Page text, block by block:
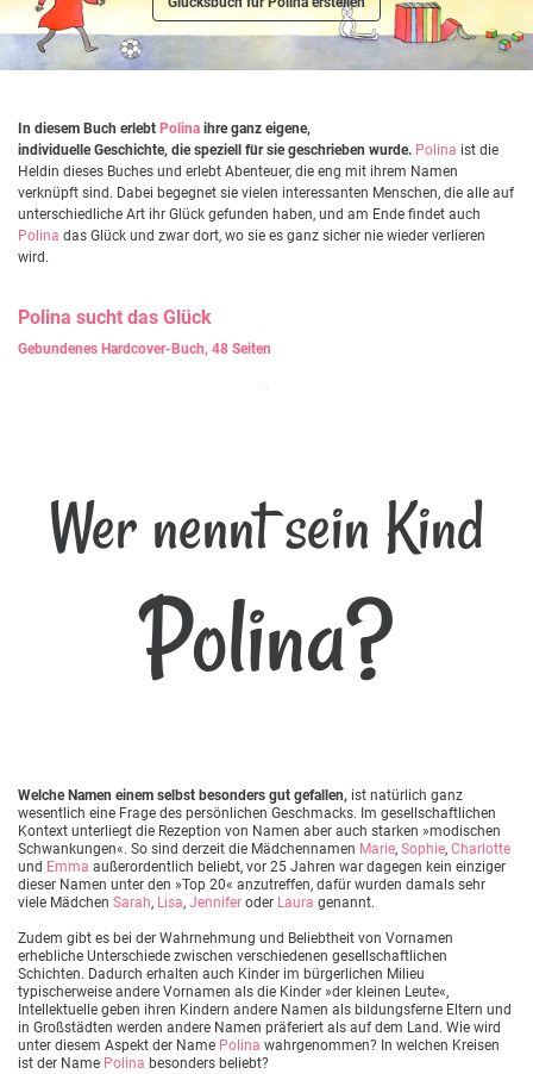
In diesem Buch erlebt Polina ihre ganz eigene,
individuelle Geschichte, die speziell für sie geschrieben wurde. Polina ist die
Heldin dieses Buches und erlebt Abenteuer, die eng mit ihrem Namen
verknüpft sind. Dabei begegnet sie vielen interessanten Menschen, die alle auf
unterschiedliche Art ihr Glück gefunden haben, und am Ende findet auch
Polina das Glück und zwar dort, wo sie es ganz sicher nie wieder verlieren
wird.
Polina sucht das Glück
Gebundenes Hardcover-Buch, 48 Seiten
Wer nennt sein Kind
Polina?
Welche Namen einem selbst besonders gut gefallen, ist natürlich ganz
wesentlich eine Frage des persönlichen Geschmacks. Im gesellschaftlichen
Kontext unterliegt die Rezeption von Namen aber auch starken »modischen
Schwankungen«. So sind derzeit die Mädchennamen Marie, Sophie, Charlotte
und Emma außerordentlich beliebt, vor 25 Jahren war dagegen kein einziger
dieser Namen unter den »Top 20« anzutreffen, dafür wurden damals sehr
viele Mädchen Sarah, Lisa, Jennifer oder Laura genannt.
Zudem gibt es bei der Wahrnehmung und Beliebtheit von Vornamen
erhebliche Unterschiede zwischen verschiedenen gesellschaftlichen
Schichten. Dadurch erhalten auch Kinder im bürgerlichen Milieu
typischerweise andere Vornamen als die Kinder »der kleinen Leute«,
Intellektuelle geben ihren Kindern andere Namen als bildungsferne Eltern und
in Großstädten werden andere Namen präferiert als auf dem Land. Wie wird
unter diesem Aspekt der Name Polina wahrgenommen? In welchen Kreisen
ist der Name Polina besonders beliebt?